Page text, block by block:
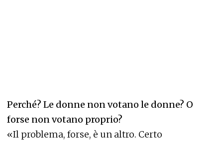
Perché? Le donne non votano le donne? O
forse non votano proprio?
«Il problema, forse, è un altro. Certo